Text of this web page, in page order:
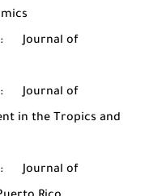
:
Journal of
:
Journal of
in the Tropics and
:
Journal of